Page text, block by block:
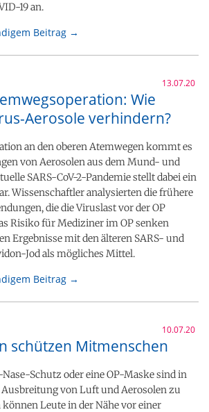
19 an.
Beitrag →
13.07.20
Wie
Aerosole verhindern?
an den oberen Atemwegen kommt es
von Aerosolen aus dem Mund- und
SARS-CoV-2-Pandemie stellt dabei ein
Wissenschaftler analysierten die frühere
die die Viruslast vor der OP
Risiko für Mediziner im OP senken
Ergebnisse mit den älteren SARS- und
Jod als mögliches Mittel.
Beitrag →
10.07.20
schützen Mitmenschen
Schutz oder eine OP-Maske sind in
von Luft und Aerosolen zu
Leute in der Nähe vor einer